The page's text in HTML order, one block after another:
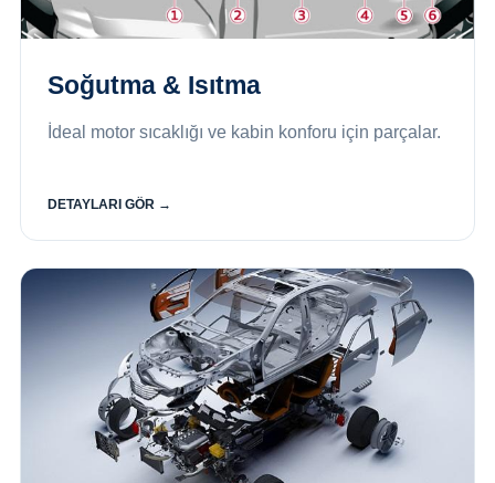
Soğutma & Isıtma
İdeal motor sıcaklığı ve kabin konforu için parçalar.
DETAYLARI GÖR →